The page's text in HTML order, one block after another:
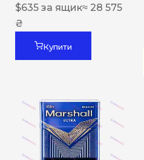
$635 за ящик≈ 28 575
₴
Купити